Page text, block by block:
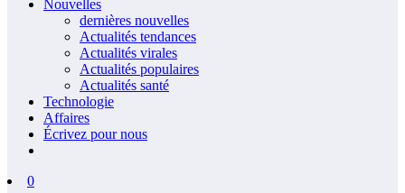
Nouvelles
dernières nouvelles
Actualités tendances
Actualités virales
Actualités populaires
Actualités santé
Technologie
Affaires
Écrivez pour nous
0